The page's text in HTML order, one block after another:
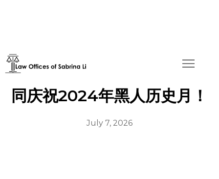
与Sabrina Li律师事务所一
同庆祝2024年黑人历史月！
July 7, 2026